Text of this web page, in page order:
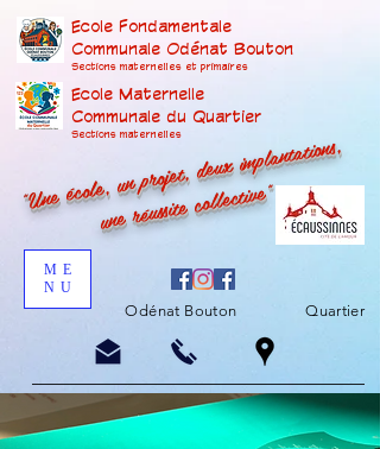
Ecole Fondamentale
Communale Odénat Bouton
Sections maternelles et primaires
Ecole Maternelle
Communale du Quartier
Sections maternelles
"Une école, un projet, deux implantations,
une réussite collective"
ME
NU
Odénat Bouton Quartier